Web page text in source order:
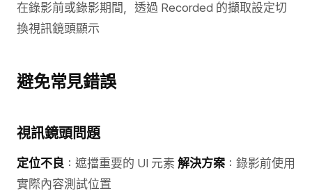
在錄影前或錄影期間，透過 Recorded 的擷取設定切
換視訊鏡頭顯示
避免常見錯誤
視訊鏡頭問題
定位不良 ：遮擋重要的 UI 元素 解決方案 ：錄影前使用
實際內容測試位置